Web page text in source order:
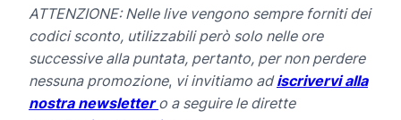
ATTENZIONE: Nelle live vengono sempre forniti dei
codici sconto, utilizzabili però solo nelle ore
successive alla puntata, pertanto, per non perdere
nessuna promozione, vi invitiamo adiscrivervi alla
nostra newslettero a seguire le dirette